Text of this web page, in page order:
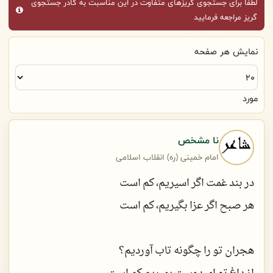
گریز مراجعه فرمایید
نمایش هر صفحه
مورد
نا مشخص
امام خمینی (ره) انقلاب اسلامی
در بند غمت اگر اسیریم، کم است
هر صبح اگر عزا بگیریم، کم است
هجران تو را چگونه تاب آوردیم؟